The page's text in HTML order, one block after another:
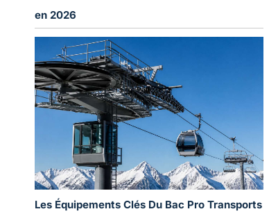
en 2026
Les Équipements Clés Du Bac Pro Transports